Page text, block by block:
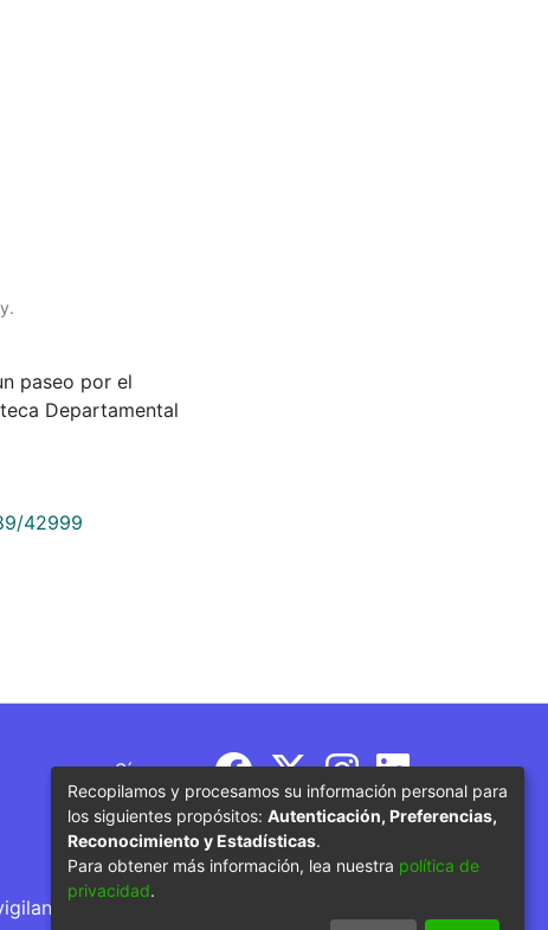
paseo por el
Departamental
42999
Síguenos
por parte del Ministerio de Educación
Recopilamos y procesamos su información personal para
los siguientes propósitos: Autenticación, Preferencias,
Reconocimiento y Estadísticas.
Para obtener más información, lea nuestra política de
privacidad.